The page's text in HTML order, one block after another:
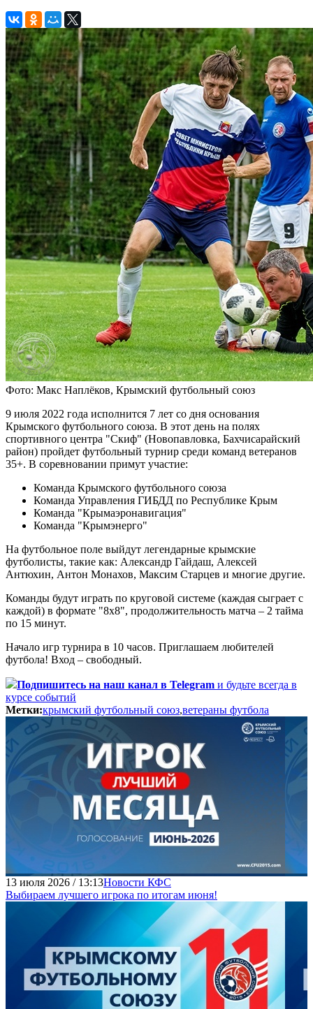
Фото: Макс Наплёков, Крымский футбольный союз
9 июля 2022 года исполнится 7 лет со дня основания
Крымского футбольного союза. В этот день на полях
спортивного центра "Скиф" (Новопавловка, Бахчисарайский
район) пройдет футбольный турнир среди команд ветеранов
35+. В соревновании примут участие:
Команда Крымского футбольного союза
Команда Управления ГИБДД по Республике Крым
Команда "Крымаэронавигация"
Команда "Крымэнерго"
На футбольное поле выйдут легендарные крымские
футболисты, такие как: Александр Гайдаш, Алексей
Антюхин, Антон Монахов, Максим Старцев и многие другие.
Команды будут играть по круговой системе (каждая сыграет с
каждой) в формате "8x8", продолжительность матча – 2 тайма
по 15 минут.
Начало игр турнира в 10 часов. Приглашаем любителей
футбола! Вход – свободный.
Подпишитесь на наш канал в Telegram и будьте всегда в
курсе событий
Метки:крымский футбольный союз,ветераны футбола
13 июля 2026 / 13:13Новости КФС
Выбираем лучшего игрока по итогам июня!